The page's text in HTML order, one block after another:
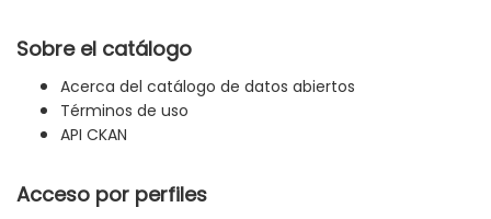
Sobre el catálogo
Acerca del catálogo de datos abiertos
Términos de uso
API CKAN
Acceso por perfiles